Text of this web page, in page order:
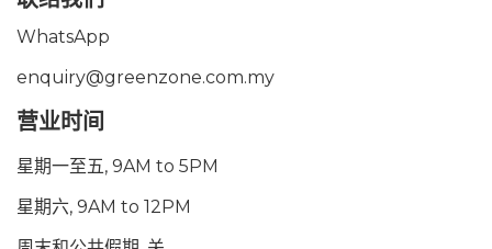
WhatsApp
enquiry@greenzone.com.my
营业时间
星期一至五, 9AM to 5PM
星期六, 9AM to 12PM